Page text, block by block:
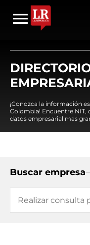
¡Conozca la información
Colombia! Encuentre NIT,
datos empresarial mas
Buscar empresa